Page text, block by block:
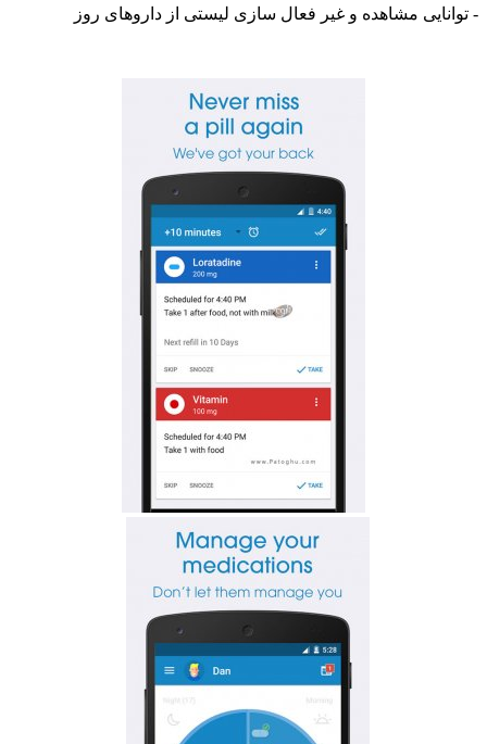
مشاهده و غیر فعال سازی لیستی از داروهای روز